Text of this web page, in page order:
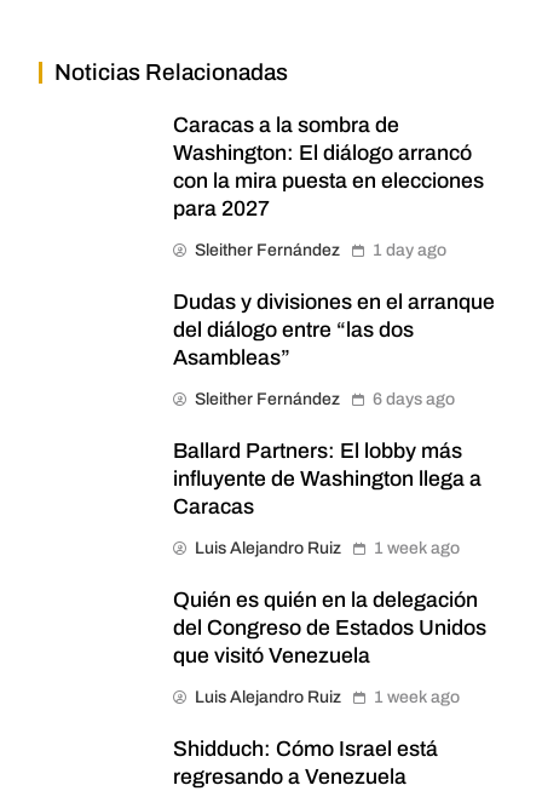
Noticias Relacionadas
Caracas a la sombra de
Washington: El diálogo arrancó
con la mira puesta en elecciones
para 2027
Sleither Fernández 1 day ago
Dudas y divisiones en el arranque
del diálogo entre “las dos
Asambleas”
Sleither Fernández 6 days ago
Ballard Partners: El lobby más
influyente de Washington llega a
Caracas
Luis Alejandro Ruiz 1 week ago
Quién es quién en la delegación
del Congreso de Estados Unidos
que visitó Venezuela
Luis Alejandro Ruiz 1 week ago
Shidduch: Cómo Israel está
regresando a Venezuela